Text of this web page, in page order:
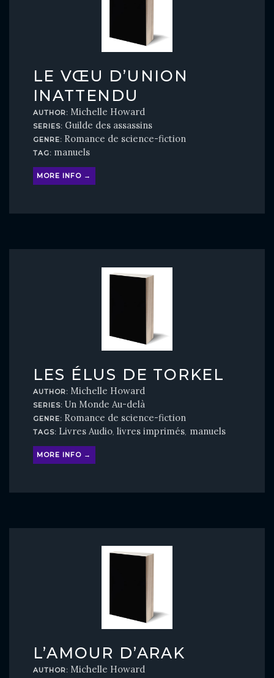
LE VŒU D’UNION
INATTENDU
AUTHOR: Michelle Howard
SERIES: Guilde des assassins
GENRE: Romance de science-fiction
TAG: manuels
MORE INFO →
LES ÉLUS DE TORKEL
AUTHOR: Michelle Howard
SERIES: Un Monde Au-delà
GENRE: Romance de science-fiction
TAGS: Livres Audio,livres imprimés, manuels
MORE INFO →
L’AMOUR D’ARAK
AUTHOR: Michelle Howard